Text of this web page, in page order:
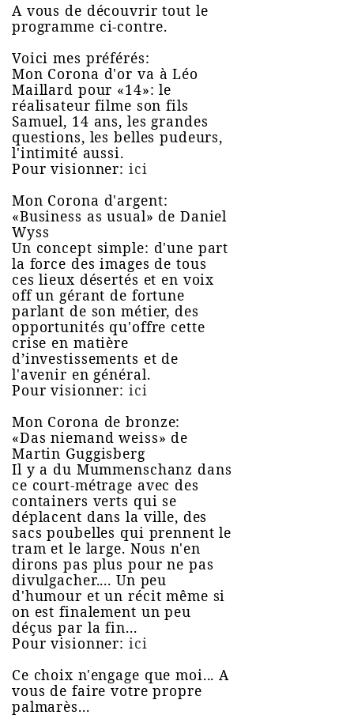
A vous de découvrir tout le
programme ci-contre.
Voici mes préférés:
Mon Corona d'or va à Léo
Maillard pour «14»: le
réalisateur filme son fils
Samuel, 14 ans, les grandes
questions, les belles pudeurs,
l'intimité aussi.
Pour visionner: ici
Mon Corona d'argent:
«Business as usual» de Daniel
Wyss
Un concept simple: d'une part
la force des images de tous
ces lieux désertés et en voix
off un gérant de fortune
parlant de son métier, des
opportunités qu'offre cette
crise en matière
d’investissements et de
l'avenir en général.
Pour visionner: ici
Mon Corona de bronze:
«Das niemand weiss» de
Martin Guggisberg
Il y a du Mummenschanz dans
ce court-métrage avec des
containers verts qui se
déplacent dans la ville, des
sacs poubelles qui prennent le
tram et le large. Nous n'en
dirons pas plus pour ne pas
divulgacher.... Un peu
d'humour et un récit même si
on est finalement un peu
déçus par la fin...
Pour visionner: ici
Ce choix n'engage que moi... A
vous de faire votre propre
palmarès...